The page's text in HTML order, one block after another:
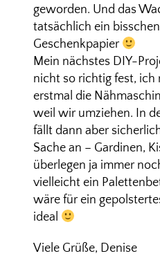
geworden. Und das
tatsächlich ein
Geschenkpapier
Mein nächstes DIY-
nicht so richtig fest, ich
erstmal die
weil wir umziehen. In
fällt dann aber
Sache an – Gardinen,
überlegen ja immer
vielleicht ein
wäre für ein
ideal
Viele Grüße, Denise